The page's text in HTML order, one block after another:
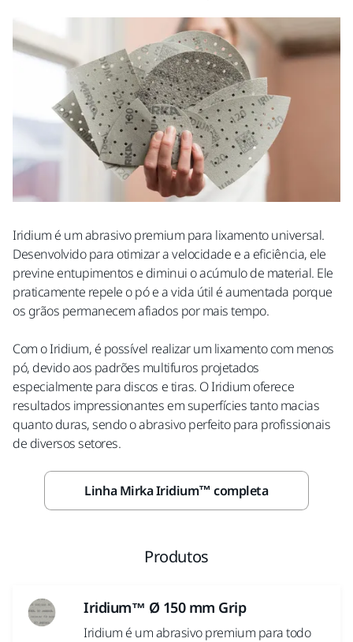
Iridium é um abrasivo premium para lixamento universal.
Desenvolvido para otimizar a velocidade e a eficiência, ele
previne entupimentos e diminui o acúmulo de material. Ele
praticamente repele o pó e a vida útil é aumentada porque
os grãos permanecem afiados por mais tempo.
Com o Iridium, é possível realizar um lixamento com menos
pó, devido aos padrões multifuros projetados
especialmente para discos e tiras. O Iridium oferece
resultados impressionantes em superfícies tanto macias
quanto duras, sendo o abrasivo perfeito para profissionais
de diversos setores.
Linha Mirka Iridium™ completa
Produtos
Iridium™ Ø 150 mm Grip
Iridium é um abrasivo premium para todo